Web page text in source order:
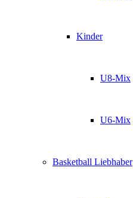
Kinder
U8-Mix
U6-Mix
Basketball Liebhaber